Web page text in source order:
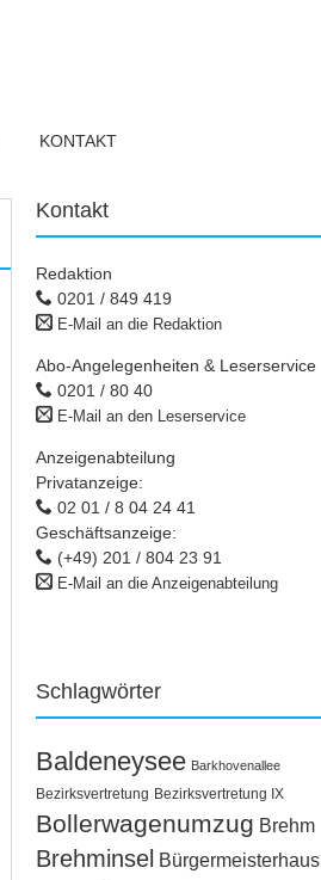
KONTAKT
Kontakt
Redaktion
0201 / 849 419
E-Mail an die Redaktion
Abo-Angelegenheiten & Leserservice
0201 / 80 40
E-Mail an den Leserservice
Anzeigenabteilung
Privatanzeige:
02 01 / 8 04 24 41
Geschäftsanzeige:
(+49) 201 / 804 23 91
E-Mail an die Anzeigenabteilung
Schlagwörter
Baldeneysee Barkhovenallee
Bezirksvertretung Bezirksvertretung IX
Bollerwagenumzug Brehm
Brehminsel Bürgermeisterhaus